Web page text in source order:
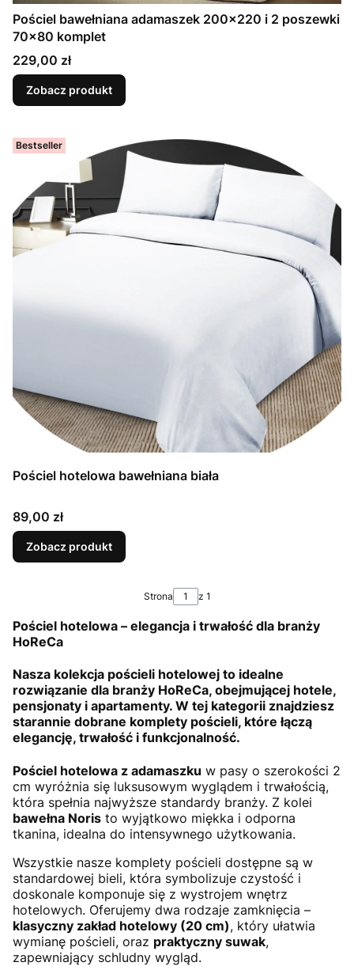
Pościel bawełniana adamaszek 200x220 i 2 poszewki
70x80 komplet
Cena
229,00 zł
Zobacz produkt
Bestseller
Pościel hotelowa bawełniana biała
Cena
89,00 zł
Zobacz produkt
Strona z 1
Pościel hotelowa – elegancja i trwałość dla branży
HoReCa
Nasza kolekcja pościeli hotelowej to idealne
rozwiązanie dla branży HoReCa, obejmującej hotele,
pensjonaty i apartamenty. W tej kategorii znajdziesz
starannie dobrane komplety pościeli, które łączą
elegancję, trwałość i funkcjonalność.
Pościel hotelowa z adamaszku w pasy o szerokości 2
cm wyróżnia się luksusowym wyglądem i trwałością,
która spełnia najwyższe standardy branży. Z kolei
bawełna Noris to wyjątkowo miękka i odporna
tkanina, idealna do intensywnego użytkowania.
Wszystkie nasze komplety pościeli dostępne są w
standardowej bieli, która symbolizuje czystość i
doskonale komponuje się z wystrojem wnętrz
hotelowych. Oferujemy dwa rodzaje zamknięcia –
klasyczny zakład hotelowy (20 cm), który ułatwia
wymianę pościeli, oraz praktyczny suwak,
zapewniający schludny wygląd.